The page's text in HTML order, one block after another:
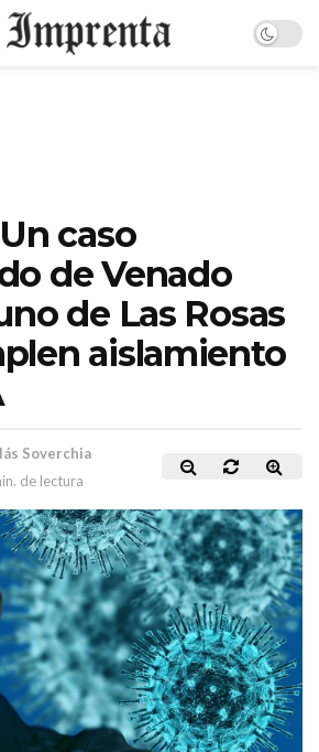
caso
de Venado
de Las Rosas
aislamiento
Soverchia
de lectura